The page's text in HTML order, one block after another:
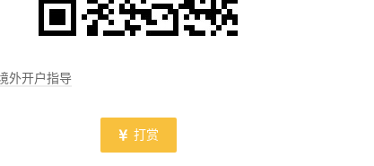
外开户指导
打赏